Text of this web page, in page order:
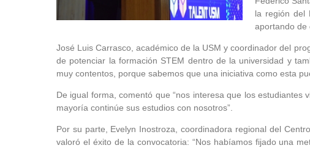
la región del
aportando de
José Luis Carrasco, académico de la USM y coordinador del
de potenciar la formación STEM dentro de la universidad y
muy contentos, porque sabemos que una iniciativa como esta
De igual forma, comentó que “nos interesa que los
mayoría continúe sus estudios con nosotros”.
Por su parte, Evelyn Inostroza, coordinadora regional del
valoró el éxito de la convocatoria: “Nos habíamos fijado una